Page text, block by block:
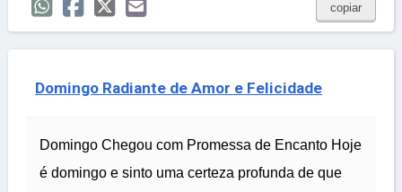
copiar
Domingo Radiante de Amor e Felicidade
Domingo Chegou com Promessa de Encanto Hoje
é domingo e sinto uma certeza profunda de que